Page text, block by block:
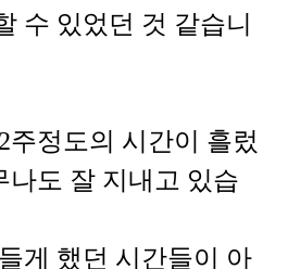
수 있었던 것 같습니
주정도의 시간이 흘렀
도 잘 지내고 있습
게 했던 시간들이 아